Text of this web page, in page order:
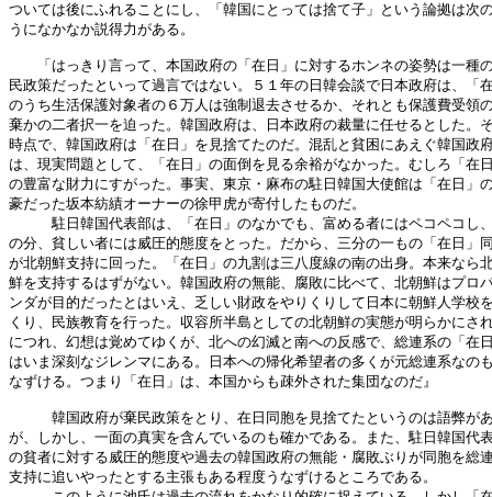
ついては後にふれることにし、「韓国にとっては捨て子」という論拠は次
うになかなか説得力がある。
「はっきり言って、本国政府の「在日」に対するホンネの姿勢は一種
民政策だったといって過言ではない。５１年の日韓会談で日本政府は、「
のうち生活保護対象者の６万人は強制退去させるか、それとも保護費受領
棄かの二者択一を迫った。韓国政府は、日本政府の裁量に任せるとした。
時点で、韓国政府は「在日」を見捨てたのだ。混乱と貧困にあえぐ韓国政
は、現実問題として、「在日」の面倒を見る余裕がなかった。むしろ「在
の豊富な財力にすがった。事実、東京・麻布の駐日韓国大使館は「在日」
豪だった坂本紡績オーナーの徐甲虎が寄付したものだ。
駐日韓国代表部は、「在日」のなかでも、富める者にはペコペコし
の分、貧しい者には威圧的態度をとった。だから、三分の一もの「在日」
が北朝鮮支持に回った。「在日」の九割は三八度線の南の出身。本来なら
鮮を支持するはずがない。韓国政府の無能、腐敗に比べて、北朝鮮はプロ
ンダが目的だったとはいえ、乏しい財政をやりくりして日本に朝鮮人学校
くり、民族教育を行った。収容所半島としての北朝鮮の実態が明らかにさ
につれ、幻想は覚めてゆくが、北への幻滅と南への反感で、総連系の「在
はいま深刻なジレンマにある。日本への帰化希望者の多くが元総連系なの
なずける。つまり「在日」は、本国からも疎外された集団なのだ』
韓国政府が棄民政策をとり、在日同胞を見捨てたというのは語弊が
が、しかし、一面の真実を含んでいるのも確かである。また、駐日韓国代
の貧者に対する威圧的態度や過去の韓国政府の無能・腐敗ぶりが同胞を総
支持に追いやったとする主張もある程度うなずけるところである。